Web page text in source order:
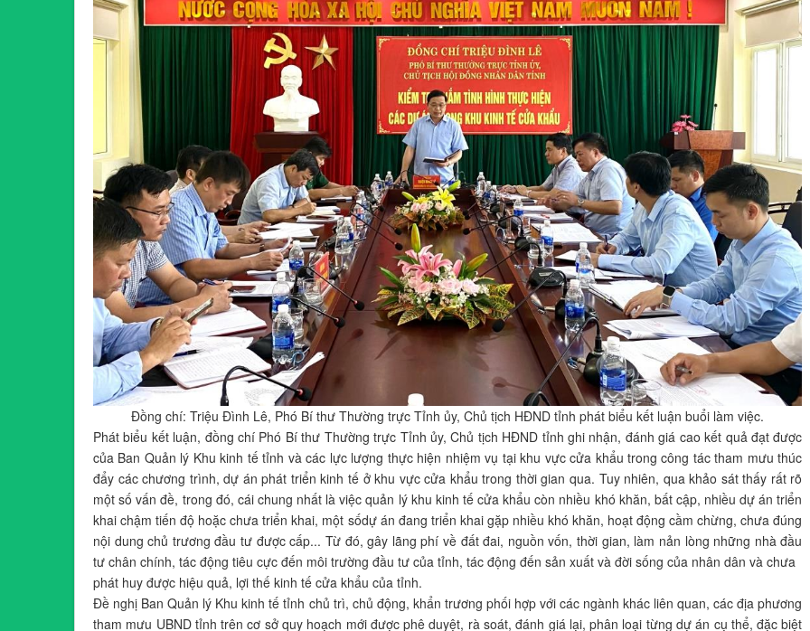
Đồng chí: Triệu Đình Lê, Phó Bí thư Thường trực Tỉnh ủy, Chủ tịch HĐND tỉnh phát biểu kết luận buổi làm việc.
Phát biểu kết luận, đồng chí Phó Bí thư Thường trực Tỉnh ủy, Chủ tịch HĐND tỉnh ghi nhận, đánh giá cao kết quả đạt được
của Ban Quản lý Khu kinh tế tỉnh và các lực lượng thực hiện nhiệm vụ tại khu vực cửa khẩu trong công tác tham mưu thúc
đẩy các chương trình, dự án phát triển kinh tế ở khu vực cửa khẩu trong thời gian qua. Tuy nhiên, qua khảo sát thấy rất rõ
một số vấn đề, trong đó, cái chung nhất là việc quản lý khu kinh tế cửa khẩu còn nhiều khó khăn, bất cập, nhiều dự án triển
khai chậm tiến độ hoặc chưa triển khai, một sốdự án đang triển khai gặp nhiều khó khăn, hoạt động cầm chừng, chưa đúng
nội dung chủ trương đầu tư được cấp... Từ đó, gây lãng phí về đất đai, nguồn vốn, thời gian, làm nản lòng những nhà đầu
tư chân chính, tác động tiêu cực đến môi trường đầu tư của tỉnh, tác động đến sản xuất và đời sống của nhân dân và chưa
phát huy được hiệu quả, lợi thế kinh tế cửa khẩu của tỉnh.
Đề nghị Ban Quản lý Khu kinh tế tỉnh chủ trì, chủ động, khẩn trương phối hợp với các ngành khác liên quan, các địa phương
tham mưu UBND tỉnh trên cơ sở quy hoạch mới được phê duyệt, rà soát, đánh giá lại, phân loại từng dự án cụ thể, đặc biệt